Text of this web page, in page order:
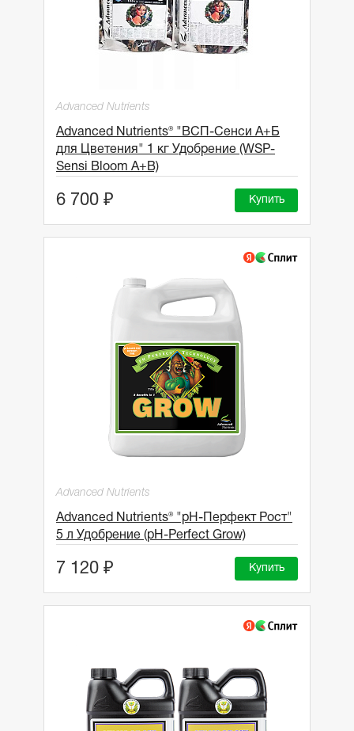
Advanced Nutrients
Advanced Nutrients® "ВСП-Сенси А+Б
для Цветения" 1 кг Удобрение (WSP-
Sensi Bloom A+B)
6 700 ₽ Купить
Advanced Nutrients
Advanced Nutrients® "рН-Перфект Рост"
5 л Удобрение (pH-Perfect Grow)
7 120 ₽ Купить